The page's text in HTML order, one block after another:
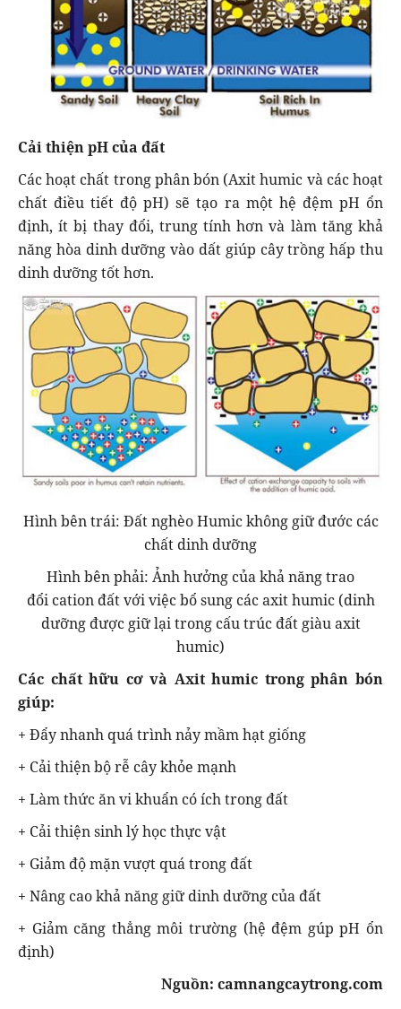
Cải thiện pH của đất
Các hoạt chất trong phân bón (Axit humic và các hoạt
chất điều tiết độ pH) sẽ tạo ra một hệ đệm pH ổn
định, ít bị thay đổi, trung tính hơn và làm tăng khả
năng hòa dinh dưỡng vào dất giúp cây trồng hấp thu
dinh dưỡng tốt hơn.
Hình bên trái: Đất nghèo Humic không giữ đước các
chất dinh dưỡng
Hình bên phải: Ảnh hưởng của khả năng trao
đổi cation đất với việc bổ sung các axit humic (dinh
dưỡng được giữ lại trong cấu trúc đất giàu axit
humic)
Các chất hữu cơ và Axit humic trong phân bón
giúp:
+ Đẩy nhanh quá trình nảy mầm hạt giống
+ Cải thiện bộ rễ cây khỏe mạnh
+ Làm thức ăn vi khuẩn có ích trong đất
+ Cải thiện sinh lý học thực vật
+ Giảm độ mặn vượt quá trong đất
+ Nâng cao khả năng giữ dinh dưỡng của đất
+ Giảm căng thẳng môi trường (hệ đệm gúp pH ổn
định)
Nguồn: camnangcaytrong.com